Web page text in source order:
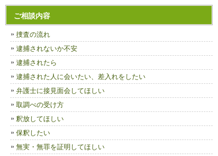
ご相談内容
捜査の流れ
逮捕されないか不安
逮捕されたら
逮捕された人に会いたい、差入れをしたい
弁護士に接見面会してほしい
取調べの受け方
釈放してほしい
保釈したい
無実・無罪を証明してほしい